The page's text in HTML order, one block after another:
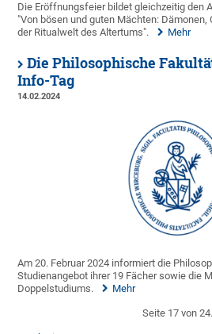
Die Eröffnungsfeier bildet gleichzeitig den
"Von bösen und guten Mächten:
der Ritualwelt des Altertums".
Mehr
Die Philosophische
Info-Tag
14.02.2024
Am 20. Februar 2024 informiert die
Studienangebot ihrer 19 Fächer sowie die
Doppelstudiums.
Mehr
Seite 17 von 24.